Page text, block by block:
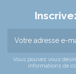
Vous pouvez vous
informations de